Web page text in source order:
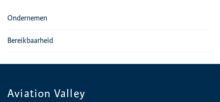
Ondernemen
Bereikbaarheid
Aviation Valley